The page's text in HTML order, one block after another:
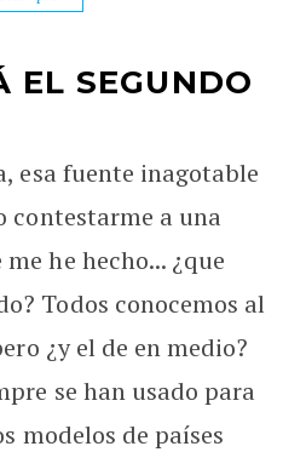
EL SEGUNDO
esa fuente inagotable
contestarme a una
he hecho... ¿que
Todos conocemos al
¿y el de en medio?
se han usado para
modelos de países